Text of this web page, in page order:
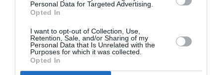
Personal Data for Targeted Advertising.
Opted In
I want to opt-out of Collection, Use,
Retention, Sale, and/or Sharing of my
Personal Data that Is Unrelated with the
Purposes for which it was collected.
Opted In
02/01/2013 21:04
Έκπληκτος σήμερα το πρωι Καλαματιανός
πολίτης αντίκρισε το αυτοκίνητο του χωρίς τις
ζάντες και τα λάστιχα ,στην οδό...